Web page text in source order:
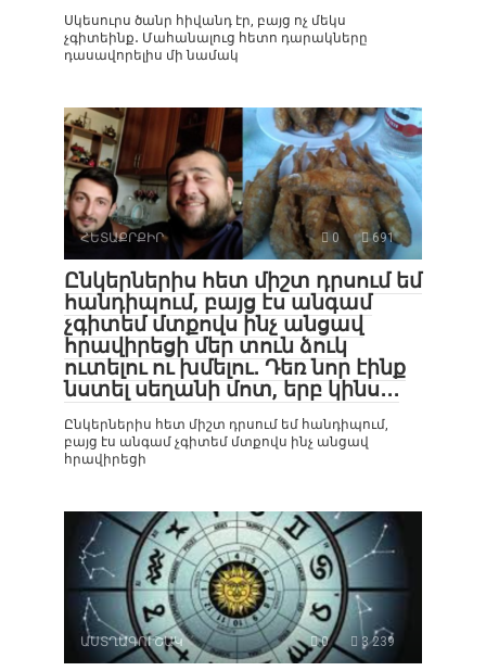
Սկեսուրս ծանր հիվանդ էր, բայց ոչ մեկս
չգիտեինք․ Մահանալուց հետո դարակները
դասավորելիս մի նամակ
ՀԵՏԱՔՐՔԻՐ 0 691
Ընկերներիս հետ միշտ դրսում եմ
հանդիպում, բայց էս անգամ
չգիտեմ մտքովս ինչ անցավ
հրավիրեցի մեր տուն ձուկ
ուտելու ու խմելու․ Դեռ նոր էինք
նստել սեղանի մոտ, երբ կինս․․․
Ընկերներիս հետ միշտ դրսում եմ հանդիպում,
բայց էս անգամ չգիտեմ մտքովս ինչ անցավ
հրավիրեցի
ԱՍՏՂԱԳՈՒՇԱԿ 0 3 239